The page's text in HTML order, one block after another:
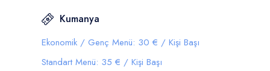
Kumanya
Ekonomik / Genç Menü: 30 € / Kişi Başı
Standart Menü: 35 € / Kişi Başı